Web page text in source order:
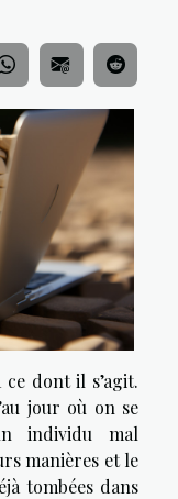
dont il s’agit.
jour où on se
individu mal
manières et le
tombées dans